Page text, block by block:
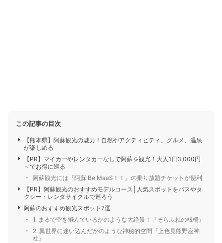
この記事の目次
【熊本県】阿蘇観光の魅力！自然やアクティビティ、グルメ、温泉
が楽しめる
【PR】マイカーやレンタカーなしで阿蘇を観光！大人1日3,000円
～でお得に巡る
阿蘇観光には『阿蘇 Be MaaS！！』の乗り放題チケットが便利
【PR】阿蘇観光のおすすめモデルコース│人気スポットをバスやタ
クシー・レンタサイクルで巡ろう
阿蘇のおすすめ観光スポット7選
1. まるで空を飛んでいるかのような大絶景！『そらふねの桟橋』
2. 異世界に迷い込んだかのような神秘的空間『上色見熊野座神
社』